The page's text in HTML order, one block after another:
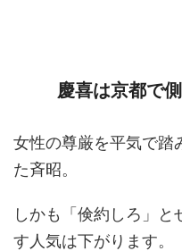
慶喜は京都で
女性の尊厳を平気で踏
た斉昭。
しかも「倹約しろ」と
す人気は下がります。